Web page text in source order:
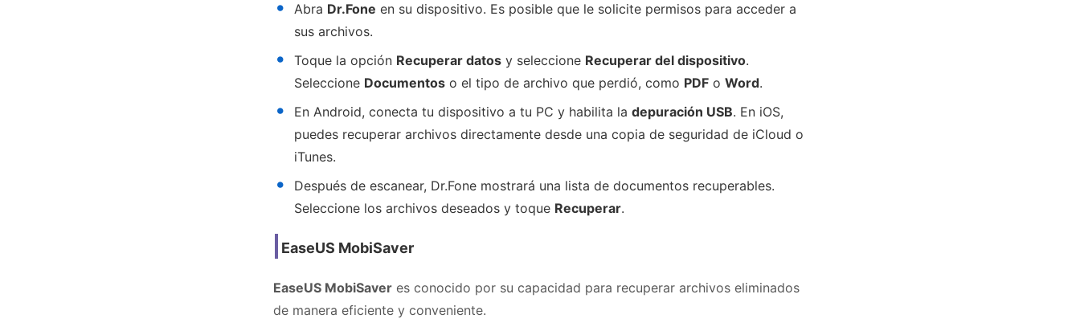
Abra Dr.Fone en su dispositivo. Es posible que le solicite permisos para acceder a
sus archivos.
Toque la opción Recuperar datos y seleccione Recuperar del dispositivo.
Seleccione Documentos o el tipo de archivo que perdió, como PDF o Word.
En Android, conecta tu dispositivo a tu PC y habilita la depuración USB. En iOS,
puedes recuperar archivos directamente desde una copia de seguridad de iCloud o
iTunes.
Después de escanear, Dr.Fone mostrará una lista de documentos recuperables.
Seleccione los archivos deseados y toque Recuperar.
EaseUS MobiSaver
EaseUS MobiSaver es conocido por su capacidad para recuperar archivos eliminados
de manera eficiente y conveniente.